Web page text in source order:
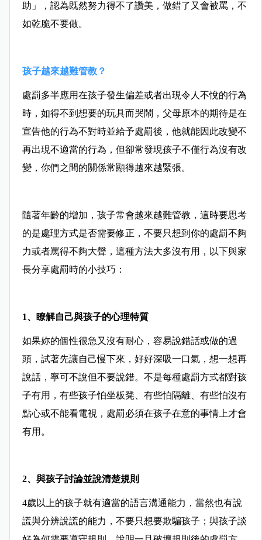
助」，認為既然努力得不了讚美，做錯了又會被罵，不
如乾脆不要做。
孩子越來越難管教？
處罰多半應用在孩子發生偏差或者出現令人不悅的行為
時，如得不到想要的玩具而哭鬧，父母原本的期待是在
宣告他的行為不對時並給予處罰後，他就能因此改變不
再出現不適當的行為，但卻常發現孩子不僅行為沒有改
變，你們之間的關係常顯得越來越緊張。
隨著年齡的增加，孩子常會越來越難管教，這時要思考
的是處理方式是否需要修正，不要只想到你的處罰不夠
力或者罵得不夠大聲，這種方法大多沒有用，以下與家
長分享處罰時的小技巧：
1、 瞭解自己與孩子的心理特質
如果妳的個性很急又沒有耐心，容易說錯話或做的過
頭，試著先讓自己慢下來，好好深吸一口氣，想一想再
說話，寧可不說但不要說錯。不是每種處罰方式都對孩
子有用，有些孩子怕坐板凳、有些怕隔離、有些怕沒有
點心或不能看電視，處罰必須在孩子在意的事情上才會
有用。
2、 與孩子討論並說清楚規則
4歲以上的孩子就有適當的語言溝通能力，當然也有說
謊與分辨說謊的能力，不要只想要欺騙孩子；與孩子談